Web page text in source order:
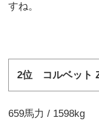
すね。
2位 コルベット
659馬力 / 1598kg